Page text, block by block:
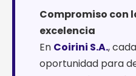
Compromiso con
excelencia
En Coirini S.A.,
oportunidad para